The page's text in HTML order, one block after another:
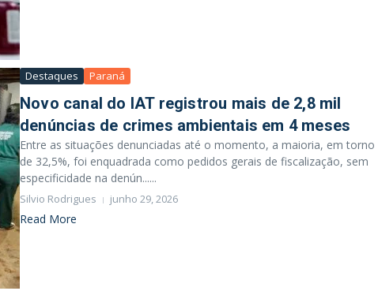
Destaques Paraná
Novo canal do IAT registrou mais de 2,8 mil
denúncias de crimes ambientais em 4 meses
Entre as situações denunciadas até o momento, a maioria, em torno
de 32,5%, foi enquadrada como pedidos gerais de fiscalização, sem
especificidade na denún......
Silvio Rodrigues junho 29, 2026
Read More